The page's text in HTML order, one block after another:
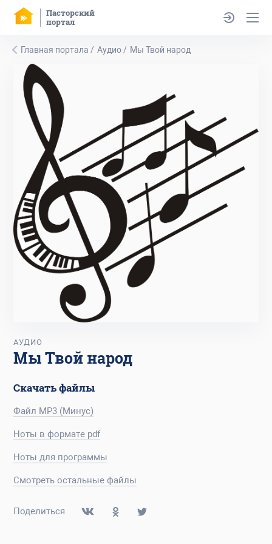
Пасторский
портал
Главная портала Аудио Мы Твой народ
АУДИО
Мы Твой народ
Скачать файлы
Файл MP3 (Минус)
Ноты в формате pdf
Ноты для программы
Смотреть остальные файлы
Поделиться